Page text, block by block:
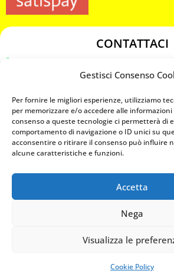
Gestisci Consenso
Per fornire le migliori esperienze, utilizziamo
per memorizzare e/o accedere alle
consenso a queste tecnologie ci permetterà di
comportamento di navigazione o ID unici su
acconsentire o ritirare il consenso può influire
alcune caratteristiche e funzioni.
Accetta
Nega
Visualizza le
Cookie Policy
CONTATTACI
chiavicodificate@gmail.com
Privacy Policy
Cookie Policy
MAPS
CHIAMA ORA
PREVENTIVO